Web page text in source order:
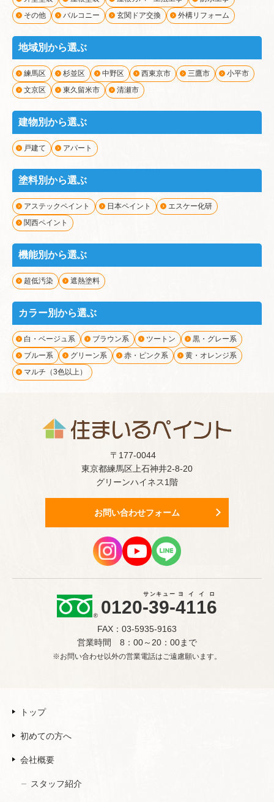
その他
バルコニー 玄関ドア交換 外構リフォーム
地域別から選ぶ
練馬区 杉並区 中野区 西東京市 三鷹市
小平市
文京区
東久留米市 清瀬市
建物別から選ぶ
戸建て アパート
塗料別から選ぶ
アステックペイント 日本ペイント
エスケー化研
関西ペイント
機能別から選ぶ
超低汚染 遮熱塗料
カラー別から選ぶ
白・ベージュ系 ブラウン系 ツートン
黒・グレー系
ブルー系
グリーン系 赤・ピンク系
黄・オレンジ系
マルチ（3色以上）
〒177-0044
東京都練馬区上石神井2-8-20
グリーンハイネス1階
お問い合わせフォーム
0120-39-
サンキュー
4116
ヨイイロ
FAX：03-5935-9163
営業時間 8：00～20：00まで
※お問い合わせ以外の営業電話はご遠慮願います。
トップ
初めての方へ
会社概要
スタッフ紹介